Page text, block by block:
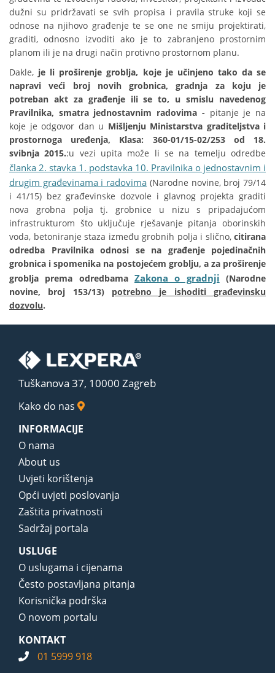
dužni su pridržavati se svih propisa i pravila struke koji se
odnose na njihovo građenje te se one ne smiju projektirati,
graditi, odnosno izvoditi ako je to zabranjeno prostornim
planom ili je na drugi način protivno prostornom planu.
Dakle, je li proširenje groblja, koje je učinjeno tako da se
napravi veći broj novih grobnica, gradnja za koju je
potreban akt za građenje ili se to, u smislu navedenog
Pravilnika, smatra jednostavnim radovima - pitanje je na
koje je odgovor dan u Mišljenju Ministarstva graditeljstva i
prostornoga uređenja, Klasa: 360-01/15-02/253 od 18.
svibnja 2015.:u vezi upita može li se na temelju odredbe
članka 2. stavka 1. podstavka 10. Pravilnika o jednostavnim i
drugim građevinama i radovima (Narodne novine, broj 79/14
i 41/15) bez građevinske dozvole i glavnog projekta graditi
nova grobna polja tj. grobnice u nizu s pripadajućom
infrastrukturom što uključuje rješavanje pitanja oborinskih
voda, betoniranje staza između grobnih polja i slično, citirana
odredba Pravilnika odnosi se na građenje pojedinačnih
grobnica i spomenika na postojećem groblju, a za proširenje
groblja prema odredbama Zakona o gradnji (Narodne
novine, broj 153/13) potrebno je ishoditi građevinsku
dozvolu.
Tuškanova 37, 10000 Zagreb
Kako do nas
INFORMACIJE
O nama
About us
Uvjeti korištenja
Opći uvjeti poslovanja
Zaštita privatnosti
Sadržaj portala
USLUGE
O uslugama i cijenama
Često postavljana pitanja
Korisnička podrška
O novom portalu
KONTAKT
01 5999 918